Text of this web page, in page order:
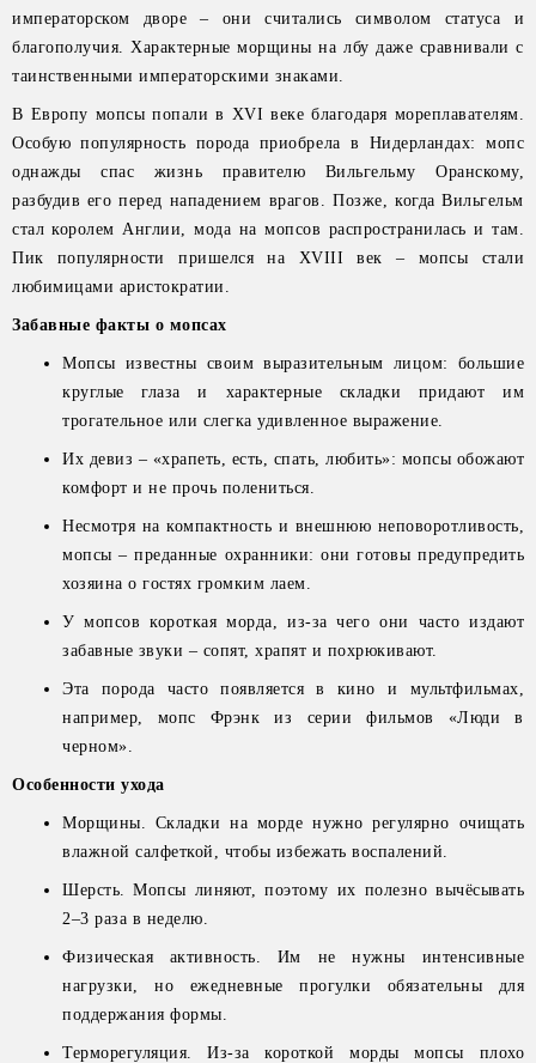
императорском дворе – они считались символом статуса и
благополучия. Характерные морщины на лбу даже сравнивали с
таинственными императорскими знаками.
В Европу мопсы попали в XVI веке благодаря мореплавателям.
Особую популярность порода приобрела в Нидерландах: мопс
однажды спас жизнь правителю Вильгельму Оранскому,
разбудив его перед нападением врагов. Позже, когда Вильгельм
стал королем Англии, мода на мопсов распространилась и там.
Пик популярности пришелся на XVIII век – мопсы стали
любимицами аристократии.
Забавные факты о мопсах
Мопсы известны своим выразительным лицом: большие
круглые глаза и характерные складки придают им
трогательное или слегка удивленное выражение.
Их девиз – «храпеть, есть, спать, любить»: мопсы обожают
комфорт и не прочь полениться.
Несмотря на компактность и внешнюю неповоротливость,
мопсы – преданные охранники: они готовы предупредить
хозяина о гостях громким лаем.
У мопсов короткая морда, из-за чего они часто издают
забавные звуки – сопят, храпят и похрюкивают.
Эта порода часто появляется в кино и мультфильмах,
например, мопс Фрэнк из серии фильмов «Люди в
черном».
Особенности ухода
Морщины. Складки на морде нужно регулярно очищать
влажной салфеткой, чтобы избежать воспалений.
Шерсть. Мопсы линяют, поэтому их полезно вычёсывать
2–3 раза в неделю.
Физическая активность. Им не нужны интенсивные
нагрузки, но ежедневные прогулки обязательны для
поддержания формы.
Терморегуляция. Из-за короткой морды мопсы плохо